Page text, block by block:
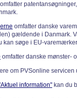
omfatter
omfatter danske
gældende i Danmark.
kan søge i EU-
omfatter danske mønster-
om PVSonline
information" kan du